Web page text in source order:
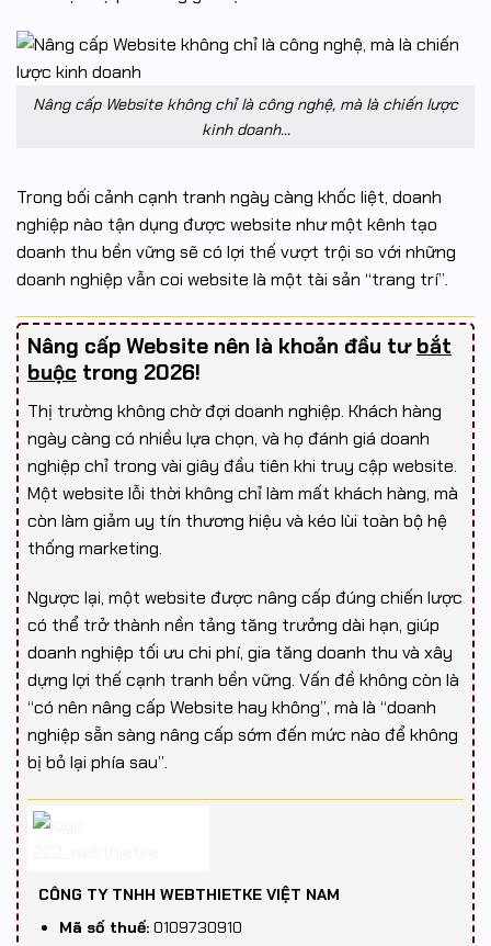
Nâng cấp Website không chỉ là công nghệ, mà là chiến lược
kinh doanh…
Trong bối cảnh cạnh tranh ngày càng khốc liệt, doanh
nghiệp nào tận dụng được website như một kênh tạo
doanh thu bền vững sẽ có lợi thế vượt trội so với những
doanh nghiệp vẫn coi website là một tài sản “trang trí”.
Nâng cấp Website nên là khoản đầu tư bắt
buộc trong 2026!
Thị trường không chờ đợi doanh nghiệp. Khách hàng
ngày càng có nhiều lựa chọn, và họ đánh giá doanh
nghiệp chỉ trong vài giây đầu tiên khi truy cập website.
Một website lỗi thời không chỉ làm mất khách hàng, mà
còn làm giảm uy tín thương hiệu và kéo lùi toàn bộ hệ
thống marketing.
Ngược lại, một website được nâng cấp đúng chiến lược
có thể trở thành nền tảng tăng trưởng dài hạn, giúp
doanh nghiệp tối ưu chi phí, gia tăng doanh thu và xây
dựng lợi thế cạnh tranh bền vững. Vấn đề không còn là
“có nên nâng cấp Website hay không”, mà là “doanh
nghiệp sẵn sàng nâng cấp sớm đến mức nào để không
bị bỏ lại phía sau”.
CÔNG TY TNHH WEBTHIETKE VIỆT NAM
Mã số thuế:0109730910